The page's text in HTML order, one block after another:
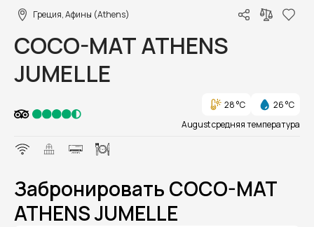
Греция, Афины (Athens)
COCO-MAT ATHENS
JUMELLE
28 °C
26 °C
August средняя температура
Забронировать COCO-MAT
ATHENS JUMELLE